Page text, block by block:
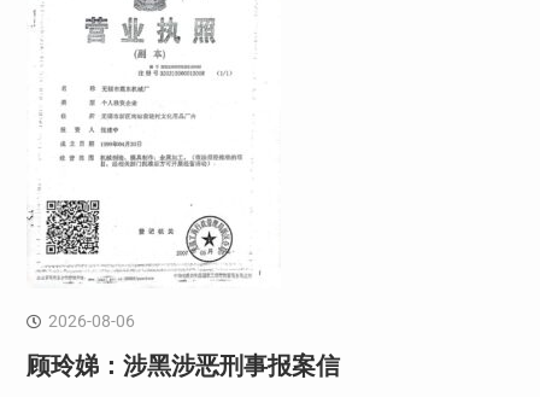
2026-08-06
顾玲娣：涉黑涉恶刑事报案信